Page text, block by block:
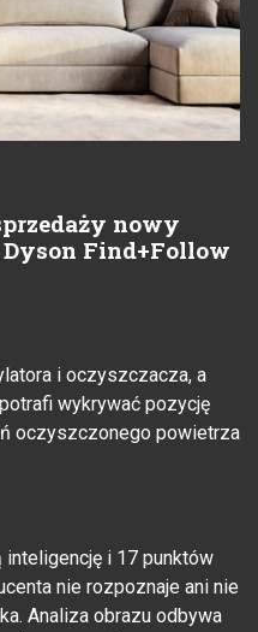
nowy
Find+Follow
i oczyszczacza, a
wykrywać pozycję
oczyszczonego powietrza
i 17 punktów
nie rozpoznaje ani nie
Analiza obrazu odbywa